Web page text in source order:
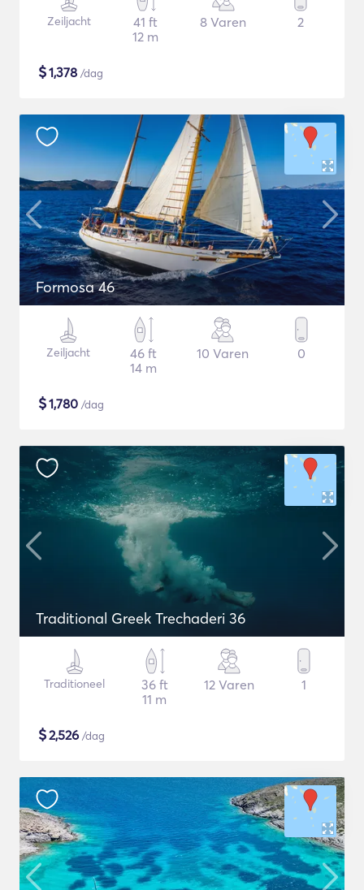
Zeiljacht
41 ft
12 m
8 Varen 2
$1,378 /dag
Formosa 46
Zeiljacht
46 ft
14 m
10 Varen 0
$1,780 /dag
Traditional Greek Trechaderi 36
Traditioneel
36 ft
11 m
12 Varen 1
$2,526 /dag